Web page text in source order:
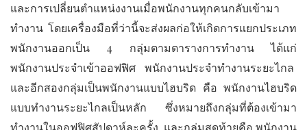
และการเปลี่ยนตำแหน่งงานเมื่อพนักงานทุกคนกลับเข้ามา
ทำงาน โดยเครื่องมือที่ว่านี้จะส่งผลก่อให้เกิดการแยกประเภท
พนักงานออกเป็น 4 กลุ่มตามตารางการทำงาน ได้แก่
พนักงานประจำเข้าออฟฟิศ พนักงานประจำทำงานระยะไกล
และอีกสองกลุ่มเป็นพนักงานแบบไฮบริด คือ พนักงานไฮบริด
แบบทำงานระยะไกลเป็นหลัก ซึ่งหมายถึงกลุ่มที่ต้องเข้ามา
ทำงานในออฟฟิศสัปดาห์ละครั้ง และกลุ่มสุดท้ายคือ พนักงาน